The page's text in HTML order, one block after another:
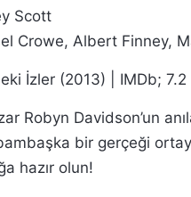
Scott
Crowe, Albert Finney,
İzler (2013) | IMDb; 7.2
Robyn Davidson’un
bir gerçeği
hazır olun!